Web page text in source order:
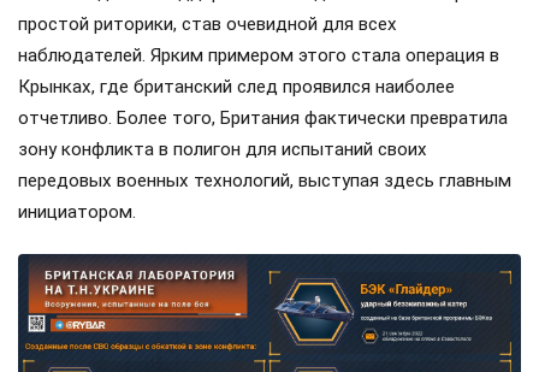
простой риторики, став очевидной для всех
наблюдателей. Ярким примером этого стала операция в
Крынках, где британский след проявился наиболее
отчетливо. Более того, Британия фактически превратила
зону конфликта в полигон для испытаний своих
передовых военных технологий, выступая здесь главным
инициатором.